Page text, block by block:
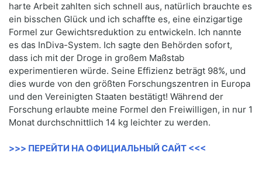
harte Arbeit zahlten sich schnell aus, natürlich brauchte es
ein bisschen Glück und ich schaffte es, eine einzigartige
Formel zur Gewichtsreduktion zu entwickeln. Ich nannte
es das InDiva-System. Ich sagte den Behörden sofort,
dass ich mit der Droge in großem Maßstab
experimentieren würde. Seine Effizienz beträgt 98%, und
dies wurde von den größten Forschungszentren in Europa
und den Vereinigten Staaten bestätigt! Während der
Forschung erlaubte meine Formel den Freiwilligen, in nur 1
Monat durchschnittlich 14 kg leichter zu werden.
>>> ПЕРЕЙТИ НА ОФИЦИАЛЬНЫЙ САЙТ <<<